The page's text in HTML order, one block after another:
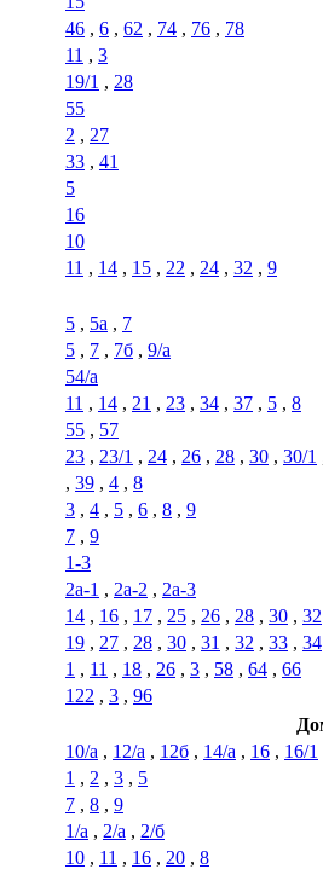
46 , 6 , 62 , 74 , 76 , 78
11 , 3
19/1 , 28
55
2 , 27
33 , 41
5
16
10
11 , 14 , 15 , 22 , 24 , 32 , 9
5 , 5а , 7
5 , 7 , 7б , 9/а
54/а
11 , 14 , 21 , 23 , 34 , 37 , 5 , 8
55 , 57
23 , 23/1 , 24 , 26 , 28 , 30 , 30/1
, 39 , 4 , 8
3 , 4 , 5 , 6 , 8 , 9
7 , 9
1-3
2а-1 , 2а-2 , 2а-3
14 , 16 , 17 , 25 , 26 , 28 , 30 , 32
19 , 27 , 28 , 30 , 31 , 32 , 33 , 34
1 , 11 , 18 , 26 , 3 , 58 , 64 , 66
122 , 3 , 96
10/а , 12/а , 12б , 14/а , 16 , 16/1
1 , 2 , 3 , 5
7 , 8 , 9
1/а , 2/а , 2/б
10 , 11 , 16 , 20 , 8